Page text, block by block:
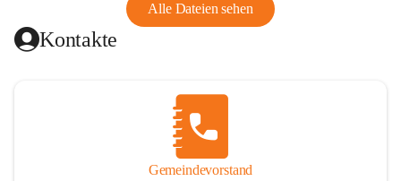
Alle Dateien sehen
Kontakte
Gemeindevorstand